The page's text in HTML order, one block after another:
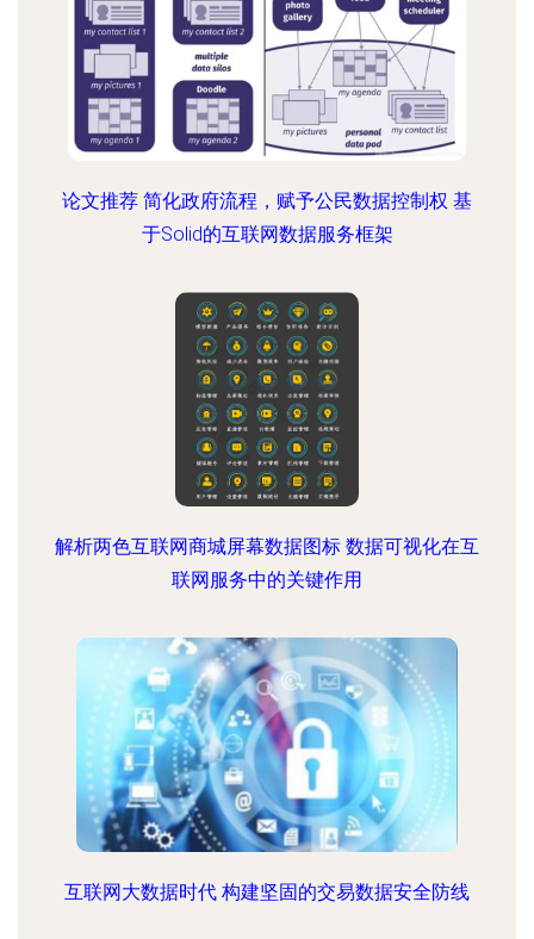
论文推荐 简化政府流程，赋予公民数据控制权 基
于Solid的互联网数据服务框架
解析两色互联网商城屏幕数据图标 数据可视化在互
联网服务中的关键作用
互联网大数据时代 构建坚固的交易数据安全防线